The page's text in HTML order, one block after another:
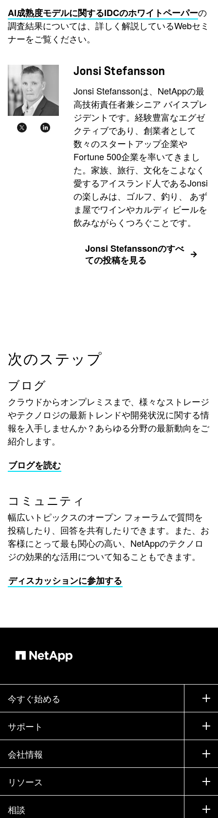
AI成熟度モデルに関するIDCのホワイトペーパーの
調査結果については、詳しく解説しているWebセミ
ナーをご覧ください。
Jonsi Stefansson
Jonsi Stefanssonは、NetAppの最
高技術責任者兼シニア バイスプレ
ジデントです。経験豊富なエグゼ
クティブであり、創業者として
数々のスタートアップ企業や
Fortune 500企業を率いてきまし
た。家族、旅行、文化をこよなく
愛するアイスランド人であるJonsi
の楽しみは、ゴルフ、釣り、 あず
ま屋でワインやカルディ ビールを
飲みながらくつろぐことです。
Jonsi Stefanssonのすべ
ての投稿を見る
次のステップ
ブログ
クラウドからオンプレミスまで、様々なストレージ
やテクノロジの最新トレンドや開発状況に関する情
報を入手しませんか？あらゆる分野の最新動向をご
紹介します。
ブログを読む
コミュニティ
幅広いトピックスのオープン フォーラムで質問を
投稿したり、回答を共有したりできます。また、お
客様にとって最も関心の高い、NetAppのテクノロ
ジの効果的な活用について知ることもできます。
ディスカッションに参加する
今すぐ始める
購入方法
営業チームへのお問い合わせ
パートナーを検索
エグゼクティブ ブリーフィング
製品A-Z
サポート
サポート
トレーニング
ドキュメント
ナレッジ ベース
会社情報
会社情報
パートナー
採用情報
リソース
ニュースルーム
相談